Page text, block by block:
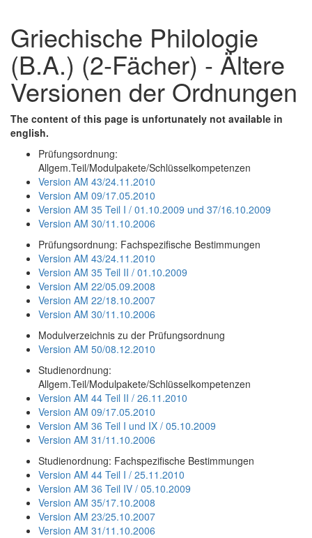
Griechische Philologie
(B.A.) (2-Fächer) - Ältere
Versionen der Ordnungen
The content of this page is unfortunately not available in
english.
Prüfungsordnung:
Allgem.Teil/Modulpakete/Schlüsselkompetenzen
Version AM 43/24.11.2010
Version AM 09/17.05.2010
Version AM 35 Teil I / 01.10.2009 und 37/16.10.2009
Version AM 30/11.10.2006
Prüfungsordnung: Fachspezifische Bestimmungen
Version AM 43/24.11.2010
Version AM 35 Teil II / 01.10.2009
Version AM 22/05.09.2008
Version AM 22/18.10.2007
Version AM 30/11.10.2006
Modulverzeichnis zu der Prüfungsordnung
Version AM 50/08.12.2010
Studienordnung:
Allgem.Teil/Modulpakete/Schlüsselkompetenzen
Version AM 44 Teil II / 26.11.2010
Version AM 09/17.05.2010
Version AM 36 Teil I und IX / 05.10.2009
Version AM 31/11.10.2006
Studienordnung: Fachspezifische Bestimmungen
Version AM 44 Teil I / 25.11.2010
Version AM 36 Teil IV / 05.10.2009
Version AM 35/17.10.2008
Version AM 23/25.10.2007
Version AM 31/11.10.2006